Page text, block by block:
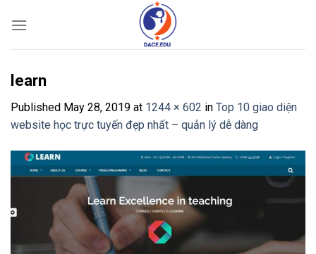
learn
Published May 28, 2019 at 1244 × 602 in Top 10 giao diện
website học trực tuyến đẹp nhất – quản lý dễ dàng